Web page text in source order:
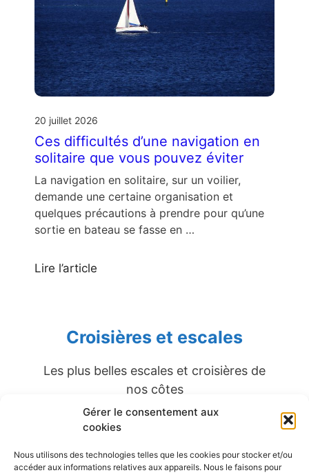
Gérer le consentement aux
cookies
Nous utilisons des technologies telles que les cookies pour stocker et/ou
accéder aux informations relatives aux appareils. Nous le faisons pour
20 juillet 2026
Ces difficultés d’une navigation en
solitaire que vous pouvez éviter
La navigation en solitaire, sur un voilier,
demande une certaine organisation et
quelques précautions à prendre pour qu’une
sortie en bateau se fasse en …
Lire l’article
Croisières et escales
Les plus belles escales et croisières de
nos côtes